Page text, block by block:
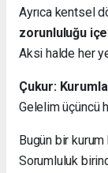
Ayrıca kentsel
zorunluluğu
Aksi halde her
Çukur:
Gelelim üçüncü
Bugün bir kurum
Sorumluluk